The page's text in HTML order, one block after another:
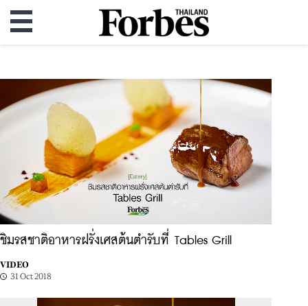
ชิมรสชาติอาหารฝรั่งเศสต้นตำรับที่ Tables Grill
VIDEO
31 Oct 2018